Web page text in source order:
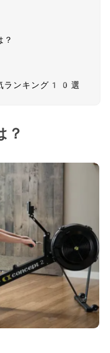
？
ランキング10選
？